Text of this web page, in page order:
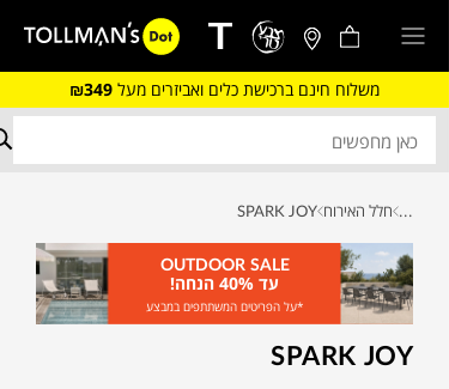
משלוח חינם ברכישת כלים ואביזרים מעל ₪349
... חלל האירוח SPARK JOY
OUTDOOR SALE
עד 40% הנחה!
*על הפריטים המשתתפים במבצע
SPARK JOY